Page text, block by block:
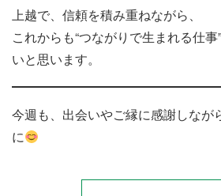
上越で、信頼を積み重ねながら、
これからも“つながりで生まれる仕
いと思います。
今週も、出会いやご縁に感謝しなが
に